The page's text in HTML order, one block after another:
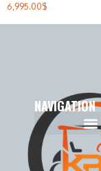
6,995.00$
NAVIGATION